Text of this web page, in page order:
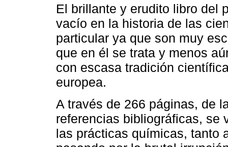
El brillante y erudito libro del
vacío en la historia de las
particular ya que son muy
que en él se trata y menos
con escasa tradición
europea.
A través de 266 páginas, de
referencias bibliográficas, se
las prácticas químicas, tanto